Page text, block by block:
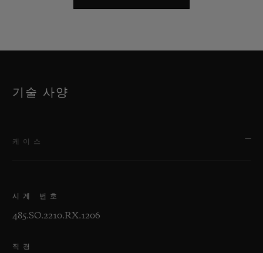
기술 사양
케이스
시계 번호
485.SO.2210.RX.1206
직경